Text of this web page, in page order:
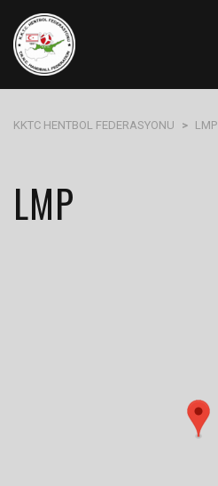
KKTC HENTBOL FEDERASYONU > LMP
LMP